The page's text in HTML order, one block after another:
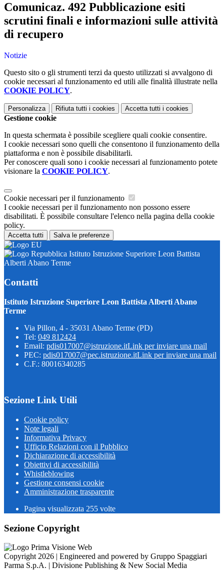
Comunicaz. 492 Pubblicazione esiti
scrutini finali e informazioni sulle attività
di recupero
Notizie
Questo sito o gli strumenti terzi da questo utilizzati si avvalgono di
cookie necessari al funzionamento ed utili alle finalità illustrate nella
COOKIE POLICY.
Personalizza Rifiuta tutti i cookies Accetta tutti i cookies
Gestione cookie
In questa schermata è possibile scegliere quali cookie consentire.
I cookie necessari sono quelli che consentono il funzionamento della
piattaforma e non è possibile disabilitarli.
Per conoscere quali sono i cookie necessari al funzionamento potete
visionare la COOKIE POLICY.
Cookie necessari per il funzionamento
I cookie necessari per il funzionamento non possono essere
disabilitati. È possibile consultare l'elenco nella pagina della cookie
policy.
Accetta tutti Salva le preferenze
Istituto Istruzione Superiore Leon Battista
Alberti Abano Terme
Contatti
Istituto Istruzione Superiore Leon Battista Alberti Abano
Terme
Via Pillon, 4 - 35031 Abano Terme (PD)
Tel: 049 812424
Email: pdis017007@istruzione.itLink per inviare una mail
PEC: pdis017007@pec.istruzione.itLink per inviare una mail
C.F.: 80016340285
Sezione Link Utili
Cookie policy
Note legali
Informativa Privacy
Ufficio Relazioni con il Pubblico
Dichiarazione di accessibilità
Obiettivi di accessibilità
Whistleblowing
Gestione consensi cookie
Amministrazione trasparente
Pagina visualizzata 255 volte
Sezione Copyright
Copyright 2026 | Engineered and powered by Gruppo Spaggiari
Parma S.p.A. | Divisione Publishing & New Social Media